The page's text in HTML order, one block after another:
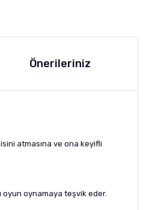
Önerileriniz
atmasına ve ona keyifli
oyun oynamaya teşvik eder.